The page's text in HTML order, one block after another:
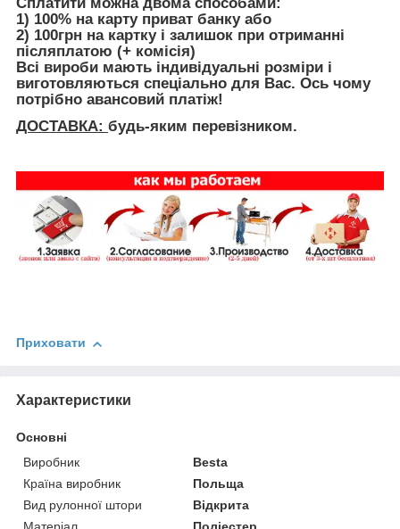
1) 100% на карту приват банку або
2) 100грн на картку і залишок при отриманні
післяплатою (+ комісія)
Всі вироби мають індивідуальні розміри і
виготовляються спеціально для Вас. Ось чому
потрібно авансовий платіж!
ДОСТАВКА: будь-яким перевізником.
Приховати
Характеристики
Основні
Виробник
Besta
Країна виробник
Польща
Вид рулонної штори
Відкрита